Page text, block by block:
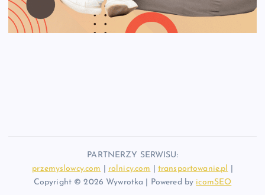
PARTNERZY SERWISU:
przemyslowcy.com
rolnicy.com transportowanie.pl
Copyright © 2026 Wywrotka | Powered by icomSEO